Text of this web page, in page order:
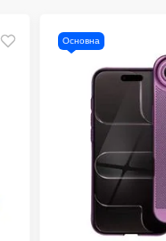
и защитават корпуса
или
проектиран с
употреба.
Основна